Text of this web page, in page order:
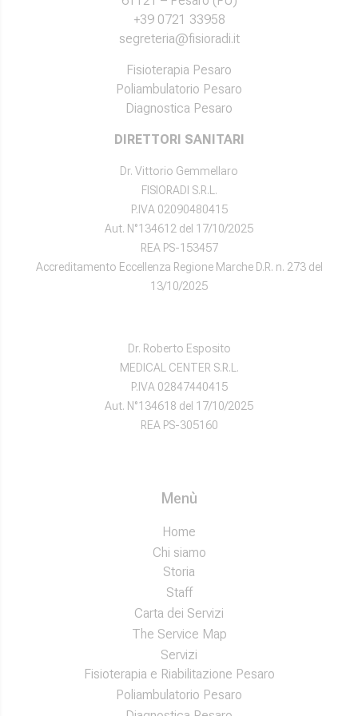
+39 0721 33958
segreteria@fisioradi.it
Fisioterapia Pesaro
Poliambulatorio Pesaro
Diagnostica Pesaro
DIRETTORI SANITARI
Dr. Vittorio Gemmellaro
FISIORADI S.R.L.
P.IVA 02090480415
Aut. N°134612 del 17/10/2025
REA PS-153457
Accreditamento Eccellenza Regione Marche D.R. n. 273 del
13/10/2025
Dr. Roberto Esposito
MEDICAL CENTER S.R.L.
P.IVA 02847440415
Aut. N°134618 del 17/10/2025
REA PS-305160
Menù
Home
Chi siamo
Storia
Staff
Carta dei Servizi
The Service Map
Servizi
Fisioterapia e Riabilitazione Pesaro
Poliambulatorio Pesaro